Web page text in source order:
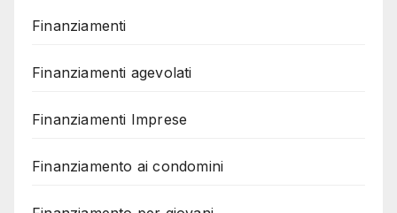
Finanziamenti
Finanziamenti agevolati
Finanziamenti Imprese
Finanziamento ai condomini